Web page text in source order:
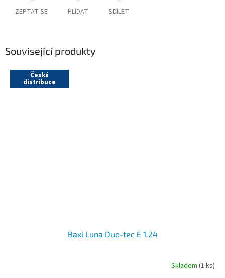
ZEPTAT SE HLÍDAT SDÍLET
Související produkty
Česká
distribuce
Baxi Luna Duo-tec E 1.24
Skladem (1 ks)